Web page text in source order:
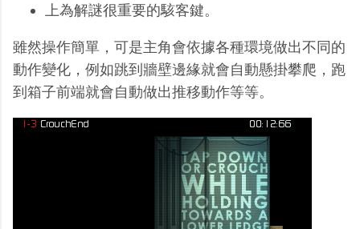
上為解謎很重要的駭客鍵。
雖然操作簡單，可是主角會依據各種環境做出不同的
動作變化，例如跳到牆壁邊緣就會自動懸掛攀爬，跑
到箱子前端就會自動做出推移動作等等。